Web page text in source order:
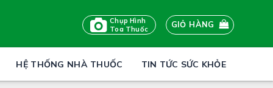
Chụp Hình
Toa Thuốc
GIỎ HÀNG
HỆ THỐNG NHÀ THUỐC TIN TỨC SỨC KHỎE